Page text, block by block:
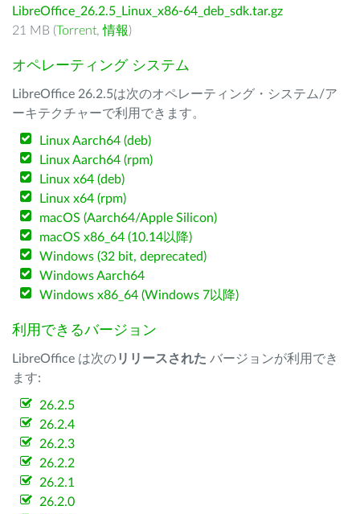
LibreOffice_26.2.5_Linux_x86-64_deb_sdk.tar.gz
21 MB (Torrent,情報)
オペレーティング システム
LibreOffice 26.2.5は次のオペレーティング・システム/ア
ーキテクチャーで利用できます。
Linux Aarch64 (deb)
Linux Aarch64 (rpm)
Linux x64 (deb)
Linux x64 (rpm)
macOS (Aarch64/Apple Silicon)
macOS x86_64 (10.14以降)
Windows (32 bit, deprecated)
Windows Aarch64
Windows x86_64 (Windows 7以降)
利用できるバージョン
LibreOffice は次のリリースされた バージョンが利用でき
ます:
26.2.5
26.2.4
26.2.3
26.2.2
26.2.1
26.2.0